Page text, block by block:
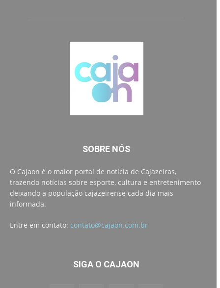
SOBRE NÓS
O Cajaon é o maior portal de notícia de Cajazeiras,
trazendo notícias sobre esporte, cultura e entretenimento
deixando a população cajazeirense cada dia mais
informada.
Entre em contato: contato@cajaon.com.br
SIGA O CAJAON